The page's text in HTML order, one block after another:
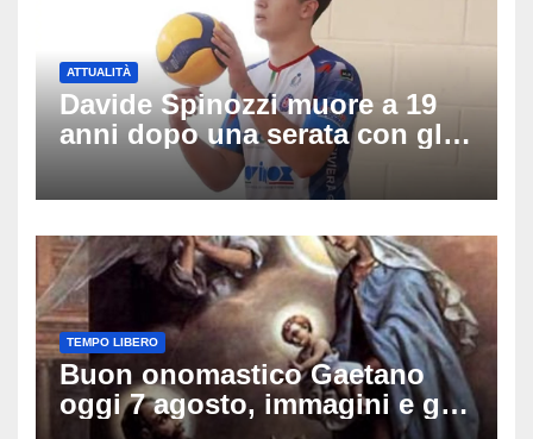
ATTUALITÀ
Davide Spinozzi muore a 19
anni dopo una serata con gli
amici: il mistero dello
schianto senza frenata
TEMPO LIBERO
Buon onomastico Gaetano
oggi 7 agosto, immagini e gif